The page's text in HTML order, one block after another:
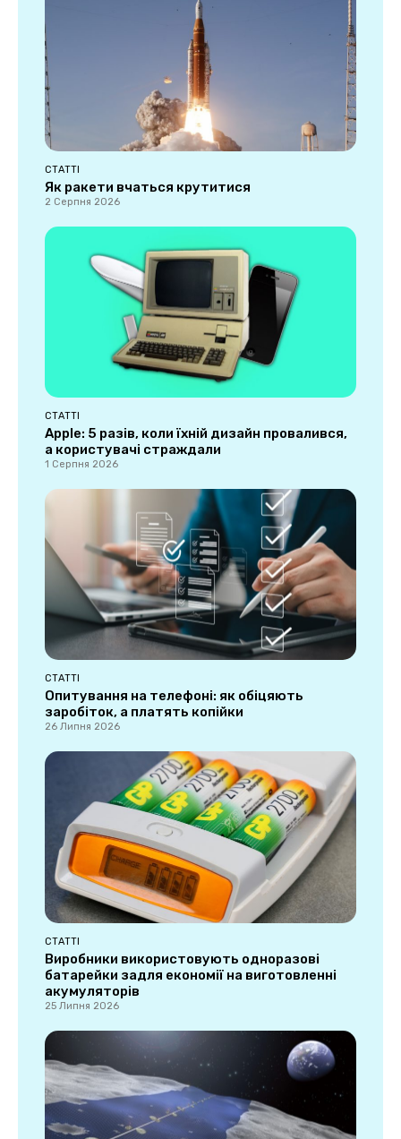
СТАТТІ
Як ракети вчаться крутитися
2 Серпня 2026
СТАТТІ
Apple: 5 разів, коли їхній дизайн провалився,
а користувачі страждали
1 Серпня 2026
СТАТТІ
Опитування на телефоні: як обіцяють
заробіток, а платять копійки
26 Липня 2026
СТАТТІ
Виробники використовують одноразові
батарейки задля економії на виготовленні
акумуляторів
25 Липня 2026